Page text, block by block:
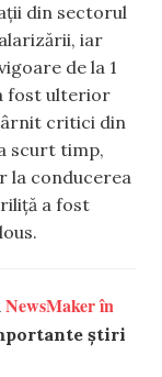
din sectorul
iar
de la 1
fost ulterior
critici din
scurt timp,
la conducerea
a fost
NewsMaker în
știri